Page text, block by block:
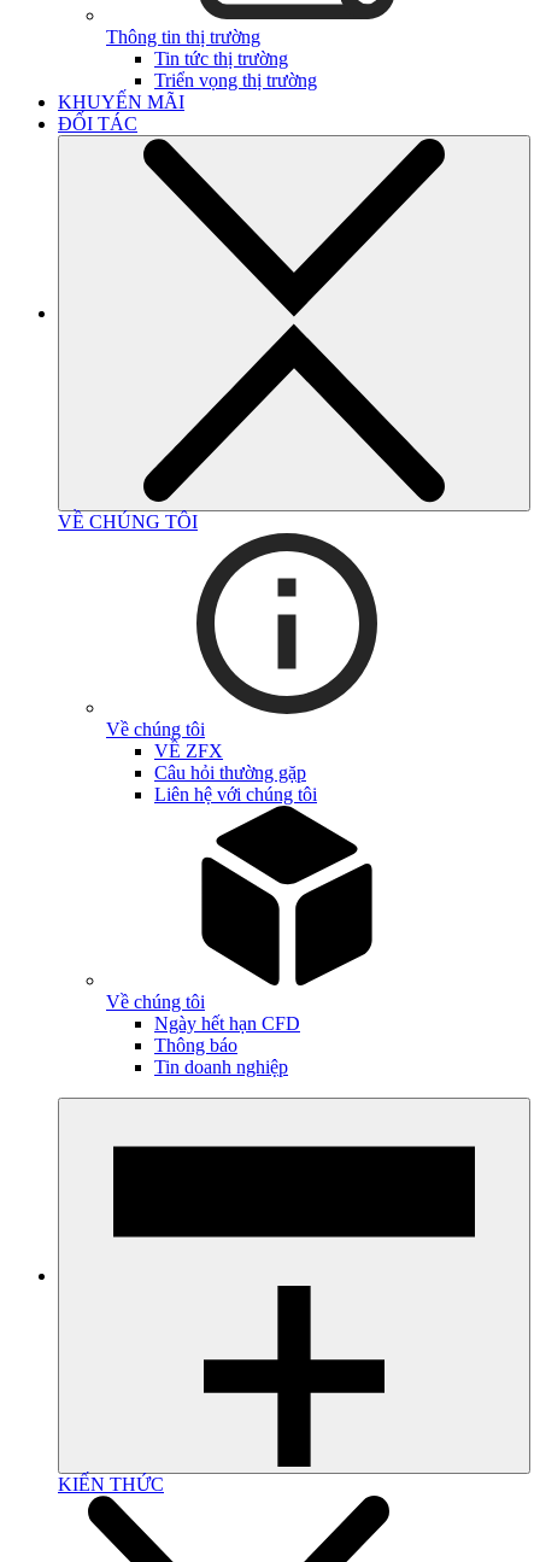
Thông tin thị trường
Tin tức thị trường
Triển vọng thị trường
KHUYẾN MÃI
ĐỐI TÁC
VỀ CHÚNG TÔI
Về chúng tôi
VỀ ZFX
Câu hỏi thường gặp
Liên hệ với chúng tôi
Về chúng tôi
Ngày hết hạn CFD
Thông báo
Tin doanh nghiệp
KIẾN THỨC